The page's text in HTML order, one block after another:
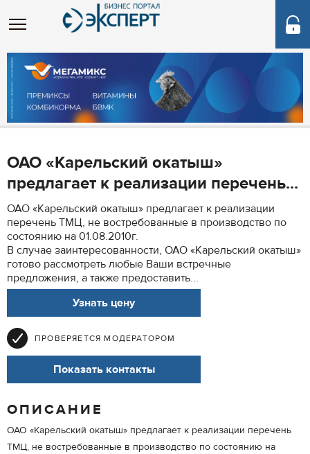
ОАО «Карельский окатыш»
предлагает к реализации перечень...
ОАО «Карельский окатыш» предлагает к реализации
перечень ТМЦ, не востребованные в производство по
состоянию на 01.08.2010г.
В случае заинтересованности, ОАО «Карельский окатыш»
готово рассмотреть любые Ваши встречные
предложения, а также предоставить...
Узнать цену
ПРОВЕРЯЕТСЯ МОДЕРАТОРОМ
Показать контакты
ОПИСАНИЕ
ОАО «Карельский окатыш» предлагает к реализации перечень
ТМЦ, не востребованные в производство по состоянию на